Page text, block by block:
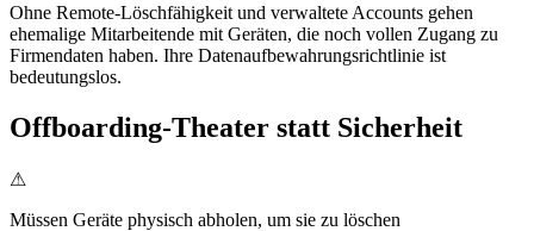
Ohne Remote-Löschfähigkeit und verwaltete Accounts gehen
ehemalige Mitarbeitende mit Geräten, die noch vollen Zugang zu
Firmendaten haben. Ihre Datenaufbewahrungsrichtlinie ist
bedeutungslos.
Offboarding-Theater statt Sicherheit
⚠
Müssen Geräte physisch abholen, um sie zu löschen